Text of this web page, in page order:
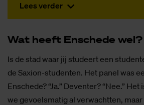
Lees verder
Wat heeft En­sche­de wel?
Is de stad waar jij studeert een
de Saxion-studenten. Het panel was
Enschede? “Ja.” Deventer? “Nee.”
we gevoelsmatig al verwachtten,